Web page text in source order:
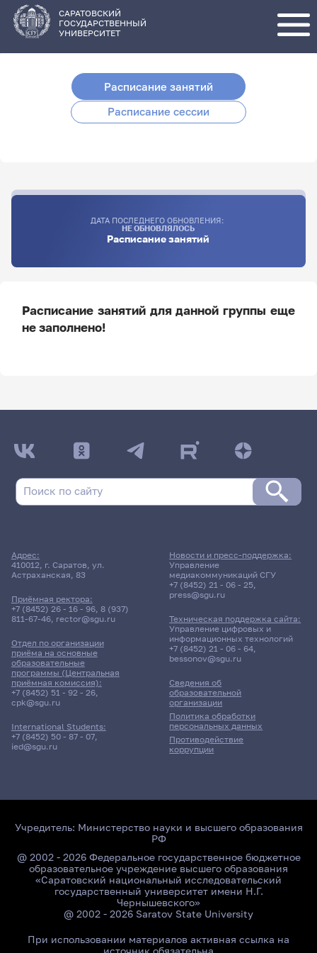
основному
содержанию
САРАТОВСКИЙ
ГОСУДАРСТВЕННЫЙ
УНИВЕРСИТЕТ
Расписание занятий
Расписание сессии
ДАТА ПОСЛЕДНЕГО ОБНОВЛЕНИЯ:
НЕ ОБНОВЛЯЛОСЬ
Расписание занятий
Расписание занятий для данной группы еще
не заполнено!
ДАТА ПОСЛЕДНЕГО ОБНОВЛЕНИЯ:
НЕ ОБНОВЛЯЛОСЬ
информационные технологии
и программирование
131гр., КНиИТ
Д/о
12 корпус, 415 комната
6 июня 2026 г. 10:00
информационные технологии
и программирование
Адрес:
410012, г. Саратов, ул.
Астраханская, 83
Приёмная ректора:
+7 (8452) 26 - 16 - 96, 8 (937)
811-67-46, rector@sgu.ru
Отдел по организации
приёма на основные
образовательные
программы (Центральная
приёмная комиссия):
+7 (8452) 51 - 92 - 26,
cpk@sgu.ru
International Students:
+7 (8452) 50 - 87 - 07,
ied@sgu.ru
Сведения об
образовательной
организации
Политика обработки
персональных данных
Противодействие
коррупции
Новости и пресс-поддержка:
Управление
медиакоммуникаций СГУ
+7 (8452) 21 - 06 - 25,
press@sgu.ru
Техническая поддержка сайта:
Управление цифровых и
информационных технологий
+7 (8452) 21 - 06 - 64,
bessonov@sgu.ru
Учредитель: Министерство науки и высшего образования
РФ
@ 2002 - 2026 Федеральное государственное бюджетное
образовательное учреждение высшего образования
«Саратовский национальный исследовательский
государственный университет имени Н.Г.
Чернышевского»
@ 2002 - 2026 Saratov State University
При использовании материалов активная ссылка на
источник обязательна